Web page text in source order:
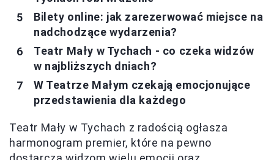
Bilety online: jak zarezerwować miejsce na
nadchodzące wydarzenia?
Teatr Mały w Tychach - co czeka widzów
w najbliższych dniach?
W Teatrze Małym czekają emocjonujące
przedstawienia dla każdego
Teatr Mały w Tychach z radością ogłasza
harmonogram premier, które na pewno